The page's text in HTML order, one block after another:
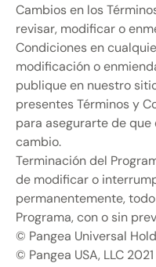
Cambios en los
revisar, modificar o
Condiciones en
modificación o
publique en nuestro
presentes Términos y
para asegurarte de
cambio.
Terminación del
de modificar o
permanentemente,
Programa, con o sin
© Pangea Universal
© Pangea USA, LLC 2021